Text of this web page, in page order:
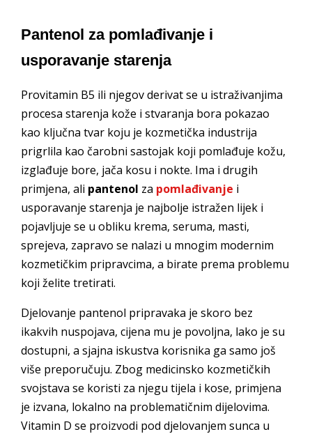
Pantenol za pomlađivanje i
usporavanje starenja
Provitamin B5 ili njegov derivat se u istraživanjima
procesa starenja kože i stvaranja bora pokazao
kao ključna tvar koju je kozmetička industrija
prigrlila kao čarobni sastojak koji pomlađuje kožu,
izglađuje bore, jača kosu i nokte. Ima i drugih
primjena, ali pantenol za pomlađivanje i
usporavanje starenja je najbolje istražen lijek i
pojavljuje se u obliku krema, seruma, masti,
sprejeva, zapravo se nalazi u mnogim modernim
kozmetičkim pripravcima, a birate prema problemu
koji želite tretirati.
Djelovanje pantenol pripravaka je skoro bez
ikakvih nuspojava, cijena mu je povoljna, lako je su
dostupni, a sjajna iskustva korisnika ga samo još
više preporučuju. Zbog medicinsko kozmetičkih
svojstava se koristi za njegu tijela i kose, primjena
je izvana, lokalno na problematičnim dijelovima.
Vitamin D se proizvodi pod djelovanjem sunca u